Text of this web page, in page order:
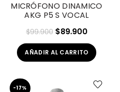
MICRÓFONO DINAMICO
AKG P5 S VOCAL
$99.900 El
precio
original
$89.900El
precio
actual
$89.900.
AÑADIR AL CARRITO
-17%